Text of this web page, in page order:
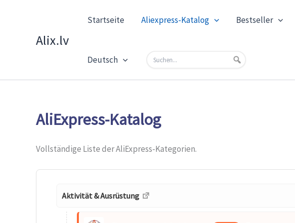
Alix.lv
Startseite Aliexpress-Katalog Bestseller
Deutsch
AliExpress-Katalog
Vollständige Liste der AliExpress-Kategorien.
Aktivität & Ausrüstung